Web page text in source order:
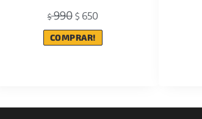
$990 $650
COMPRAR!